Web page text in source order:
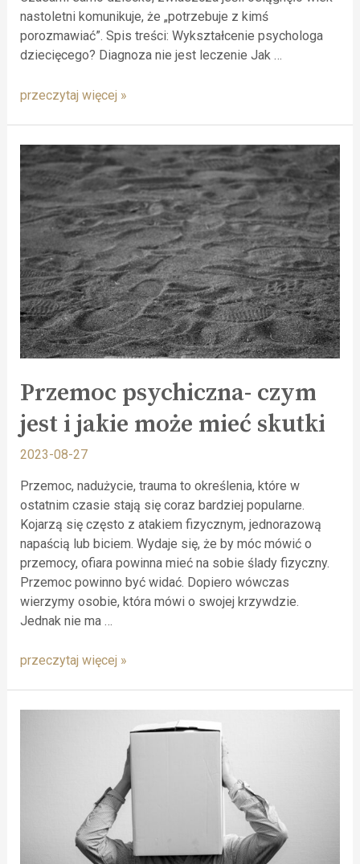
nastoletni komunikuje, że „potrzebuje z kimś
porozmawiać”. Spis treści: Wykształcenie psychologa
dziecięcego? Diagnoza nie jest leczenie Jak …
przeczytaj więcej »
Przemoc psychiczna- czym
jest i jakie może mieć skutki
2023-08-27
Przemoc, nadużycie, trauma to określenia, które w
ostatnim czasie stają się coraz bardziej popularne.
Kojarzą się często z atakiem fizycznym, jednorazową
napaścią lub biciem. Wydaje się, że by móc mówić o
przemocy, ofiara powinna mieć na sobie ślady fizyczny.
Przemoc powinno być widać. Dopiero wówczas
wierzymy osobie, która mówi o swojej krzywdzie.
Jednak nie ma …
przeczytaj więcej »